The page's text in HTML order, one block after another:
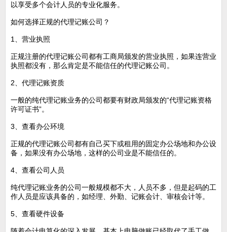
以享受多个会计人员的专业化服务。
如何选择正规的代理记账公司？
1、营业执照
正规注册的代理记账公司都有工商局颁发的营业执照，如果连营业
执照都没有，那么肯定是不能信任的代理记账公司。
2、代理记账资质
一般的纯代理记账业务的公司都要有财政局颁发的“代理记账资格
许可证书”。
3、查看办公环境
正规的代理记账公司都有自己买下或租用的固定办公场地和办公设
备，如果没有办公场地，这样的公司业是不能信任的。
4、查看公司人员
纯代理记账业务的公司一般规模都不大，人员不多，但是起码的工
作人员是应该具备的，如经理、外勤、记账会计、审核会计等。
5、查看硬件设备